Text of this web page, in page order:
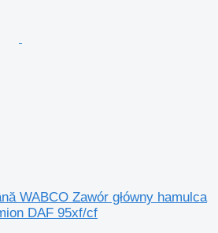
WABCO Zawór główny hamulca
DAF 95xf/cf